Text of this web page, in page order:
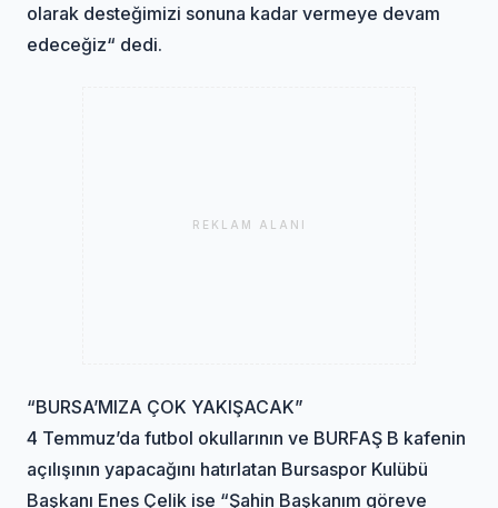
olarak desteğimizi sonuna kadar vermeye devam
edeceğiz“ dedi.
REKLAM ALANI
“BURSA’MIZA ÇOK YAKIŞACAK”
4 Temmuz’da futbol okullarının ve BURFAŞ B kafenin
açılışının yapacağını hatırlatan Bursaspor Kulübü
Başkanı Enes Çelik ise “Şahin Başkanım göreve